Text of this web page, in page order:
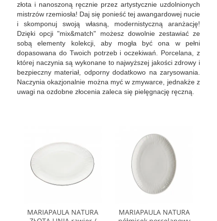
złota i nanoszoną ręcznie przez artystycznie uzdolnionych
mistrzów rzemiosła! Daj się ponieść tej awangardowej nucie
i skomponuj swoją własną, modernistyczną aranżację!
Dzięki opcji "mix&match" możesz dowolnie zestawiać ze
sobą elementy kolekcji, aby mogła być ona w pełni
dopasowana do Twoich potrzeb i oczekiwań. Porcelana, z
której naczynia są wykonane to najwyższej jakości zdrowy i
bezpieczny materiał, odporny dodatkowo na zarysowania.
Naczynia okazjonalnie można myć w zmywarce, jednakże z
uwagi na ozdobne złocenia zaleca się pielęgnację ręczną.
MARIAPAULA NATURA
MARIAPAULA NATURA